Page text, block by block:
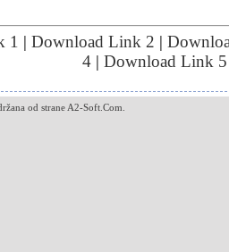
1 | Download Link 2 |
4| Download Link 5
od strane A2-Soft.Com.